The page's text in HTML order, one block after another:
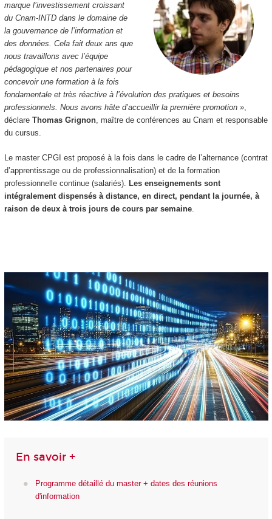
marque l’investissement croissant
du Cnam-INTD dans le domaine de
la gouvernance de l’information et
des données. Cela fait deux ans que
nous travaillons avec l’équipe
pédagogique et nos partenaires pour
concevoir une formation à la fois
fondamentale et très réactive à l’évolution des pratiques et besoins
professionnels. Nous avons hâte d’accueillir la première promotion »,
déclare Thomas Grignon, maître de conférences au Cnam et responsable
du cursus.
Le master CPGI est proposé à la fois dans le cadre de l’alternance(contrat
d’apprentissage ou de professionnalisation) et de la formation
professionnelle continue (salariés). Les enseignements sont
intégralement dispensés à distance, en direct, pendant la journée, à
raison de deux à trois jours de cours par semaine.
En savoir +
Programme détaillé du master + dates des réunions
d'information